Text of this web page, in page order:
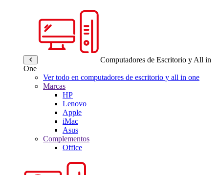
Computadores de Escritorio y All in
One
Ver todo en computadores de escritorio y all in one
Marcas
HP
Lenovo
Apple
iMac
Asus
Complementos
Office